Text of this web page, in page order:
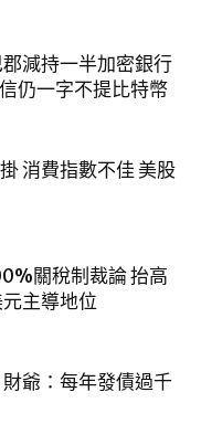
減持一半加密銀行
仍一字不提比特幣
消費指數不佳 美股
關稅制裁論 抬高
主導地位
爺：每年發債過千